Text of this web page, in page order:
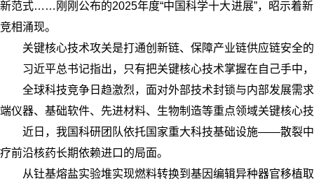
新范式……刚刚公布的2025年度“中国科学十大进展”，昭示着
竞相涌现。
关键核心技术攻关是打通创新链、保障产业链供应链安全
习近平总书记指出，只有把关键核心技术掌握在自己手中
全球科技竞争日趋激烈，面对外部技术封锁与内部发展需
端仪器、基础软件、先进材料、生物制造等重点领域关键核心
近日，我国科研团队依托国家重大科技基础设施——散裂
疗前沿核药长期依赖进口的局面。
从钍基熔盐实验堆实现燃料转换到基因编辑异种器官移植